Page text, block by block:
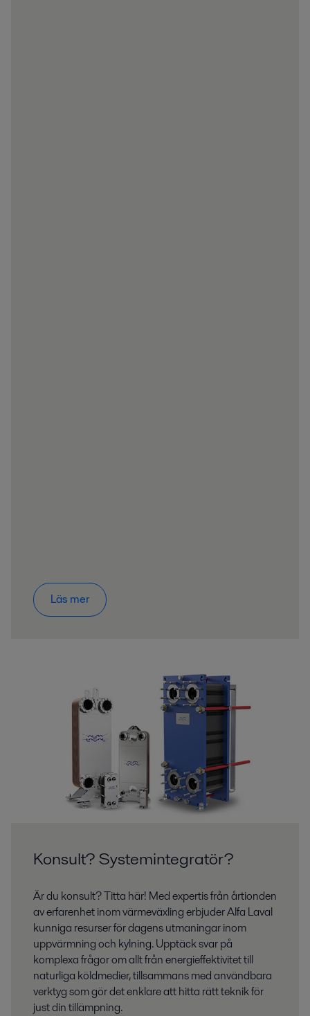
Läs mer
Konsult? Systemintegratör?
Är du konsult? Titta här! Med expertis från årtionden
av erfarenhet inom värmeväxling erbjuder Alfa Laval
kunniga resurser för dagens utmaningar inom
uppvärmning och kylning. Upptäck svar på
komplexa frågor om allt från energieffektivitet till
naturliga köldmedier, tillsammans med användbara
verktyg som gör det enklare att hitta rätt teknik för
just din tillämpning.